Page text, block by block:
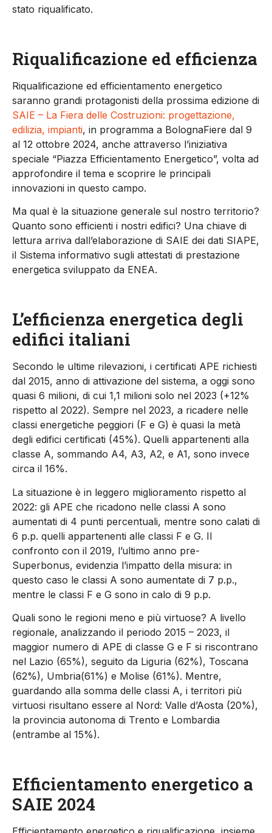
stato riqualificato.
Riqualificazione ed efficienza
Riqualificazione ed efficientamento energetico
saranno grandi protagonisti della prossima edizione di
SAIE – La Fiera delle Costruzioni: progettazione,
edilizia, impianti, in programma a BolognaFiere dal 9
al 12 ottobre 2024, anche attraverso l’iniziativa
speciale “Piazza Efficientamento Energetico”, volta ad
approfondire il tema e scoprire le principali
innovazioni in questo campo.
Ma qual è la situazione generale sul nostro territorio?
Quanto sono efficienti i nostri edifici? Una chiave di
lettura arriva dall’elaborazione di SAIE dei dati SIAPE,
il Sistema informativo sugli attestati di prestazione
energetica sviluppato da ENEA.
L’efficienza energetica degli
edifici italiani
Secondo le ultime rilevazioni, i certificati APE richiesti
dal 2015, anno di attivazione del sistema, a oggi sono
quasi 6 milioni, di cui 1,1 milioni solo nel 2023 (+12%
rispetto al 2022). Sempre nel 2023, a ricadere nelle
classi energetiche peggiori (F e G) è quasi la metà
degli edifici certificati (45%). Quelli appartenenti alla
classe A, sommando A4, A3, A2, e A1, sono invece
circa il 16%.
La situazione è in leggero miglioramento rispetto al
2022: gli APE che ricadono nelle classi A sono
aumentati di 4 punti percentuali, mentre sono calati di
6 p.p. quelli appartenenti alle classi F e G. Il
confronto con il 2019, l’ultimo anno pre-
Superbonus, evidenzia l’impatto della misura: in
questo caso le classi A sono aumentate di 7 p.p.,
mentre le classi F e G sono in calo di 9 p.p.
Quali sono le regioni meno e più virtuose? A livello
regionale, analizzando il periodo 2015 – 2023, il
maggior numero di APE di classe G e F si riscontrano
nel Lazio (65%), seguito da Liguria (62%), Toscana
(62%), Umbria(61%) e Molise (61%). Mentre,
guardando alla somma delle classi A, i territori più
virtuosi risultano essere al Nord: Valle d’Aosta (20%),
la provincia autonoma di Trento e Lombardia
(entrambe al 15%).
Efficientamento energetico a
SAIE 2024